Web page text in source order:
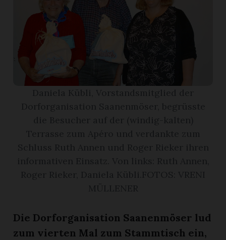
Die Dorforganisation Saanenmöser lud
zum vierten Mal zum Stammtisch ein,